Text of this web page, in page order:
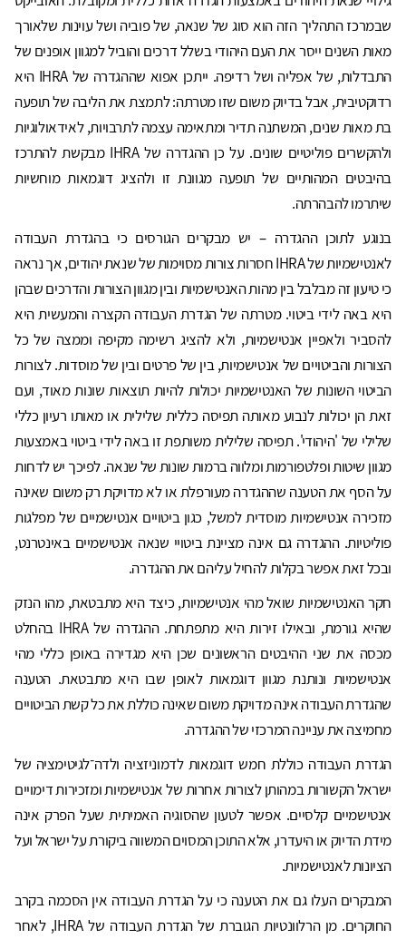
שבמרכז התהליך הזה הוא סוג של שנאה, של פוביה ושל עוינות שלאורך
מאות השנים ייסר את העם היהודי בשלל דרכים והוביל למגוון אופנים של
התבדלות, של אפליה ושל רדיפה. ייתכן אפוא שההגדרה של IHRA היא
רדוקטיבית, אבל בדיוק משום שזו מטרתה: לתמצת את הליבה של תופעה
בת מאות שנים, המשתנה תדיר ומתאימה עצמה לתרבויות, לאידאולוגיות
ולהקשרים פוליטיים שונים. על כן ההגדרה של IHRA מבקשת להתרכז
בהיבטים המהותיים של תופעה מגוונת זו ולהציג דוגמאות מוחשיות
שיתרמו להבהרתה.
בנוגע לתוכן ההגדרה – יש מבקרים הגורסים כי בהגדרת העבודה
לאנטישמיות של IHRA חסרות צורות מסוימות של שנאת יהודים, אך נראה
כי טיעון זה מבלבל בין מהות האנטישמיות ובין מגוון הצורות והדרכים שבהן
היא באה לידי ביטוי. מטרתה של הגדרת העבודה הקצרה והמעשית היא
להסביר ולאפיין אנטישמיות, ולא להציג רשימה מקיפה וממצה של כל
הצורות והביטויים של אנטישמיות, בין של פרטים ובין של מוסדות. לצורות
הביטוי השונות של האנטישמיות יכולות להיות תוצאות שונות מאוד, ועם
זאת הן יכולות לנבוע מאותה תפיסה כללית שלילית או מאותו רעיון כללי
שלילי של 'היהודי'. תפיסה שלילית משותפת זו באה לידי ביטוי באמצעות
מגוון שיטות ופלטפורמות ומלווה ברמות שונות של שנאה. לפיכך יש לדחות
על הסף את הטענה שההגדרה מעורפלת או לא מדויקת רק משום שאינה
מזכירה אנטישמיות מוסדית למשל, כגון ביטויים אנטישמיים של מפלגות
פוליטיות. ההגדרה גם אינה מציינת ביטויי שנאה אנטישמיים באינטרנט,
ובכל זאת אפשר בקלות להחיל עליהם את ההגדרה.
חקר האנטישמיות שואל מהי אנטישמיות, כיצד היא מתבטאת, מהו הנזק
שהיא גורמת, ובאילו זירות היא מתפתחת. ההגדרה של IHRA בהחלט
מכסה את שני ההיבטים הראשונים שכן היא מגדירה באופן כללי מהי
אנטישמיות ונותנת מגוון דוגמאות לאופן שבו היא מתבטאת. הטענה
שהגדרת העבודה אינה מדויקת משום שאינה כוללת את כל קשת הביטויים
מחמיצה את עניינה המרכזי של ההגדרה.
הגדרת העבודה כוללת חמש דוגמאות לדמוניזציה ולדה־לגיטימציה של
ישראל הקשורות במהותן לצורות אחרות של אנטישמיות ומזכירות דימויים
אנטישמיים קלסיים. אפשר לטעון שהסוגיה האמיתית שעל הפרק אינה
מידת הדיוק או היעדרו, אלא התוכן המסוים המשווה ביקורת על ישראל ועל
הציונות לאנטישמיות.
המבקרים העלו גם את הטענה כי על הגדרת העבודה אין הסכמה בקרב
החוקרים. מן הרלוונטיות הגוברת של הגדרת העבודה של IHRA, לאחר